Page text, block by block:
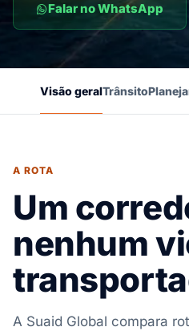
Falar no WhatsApp
Visão geralTrânsito
A ROTA
Um
nenhum
A Suaid Global compara